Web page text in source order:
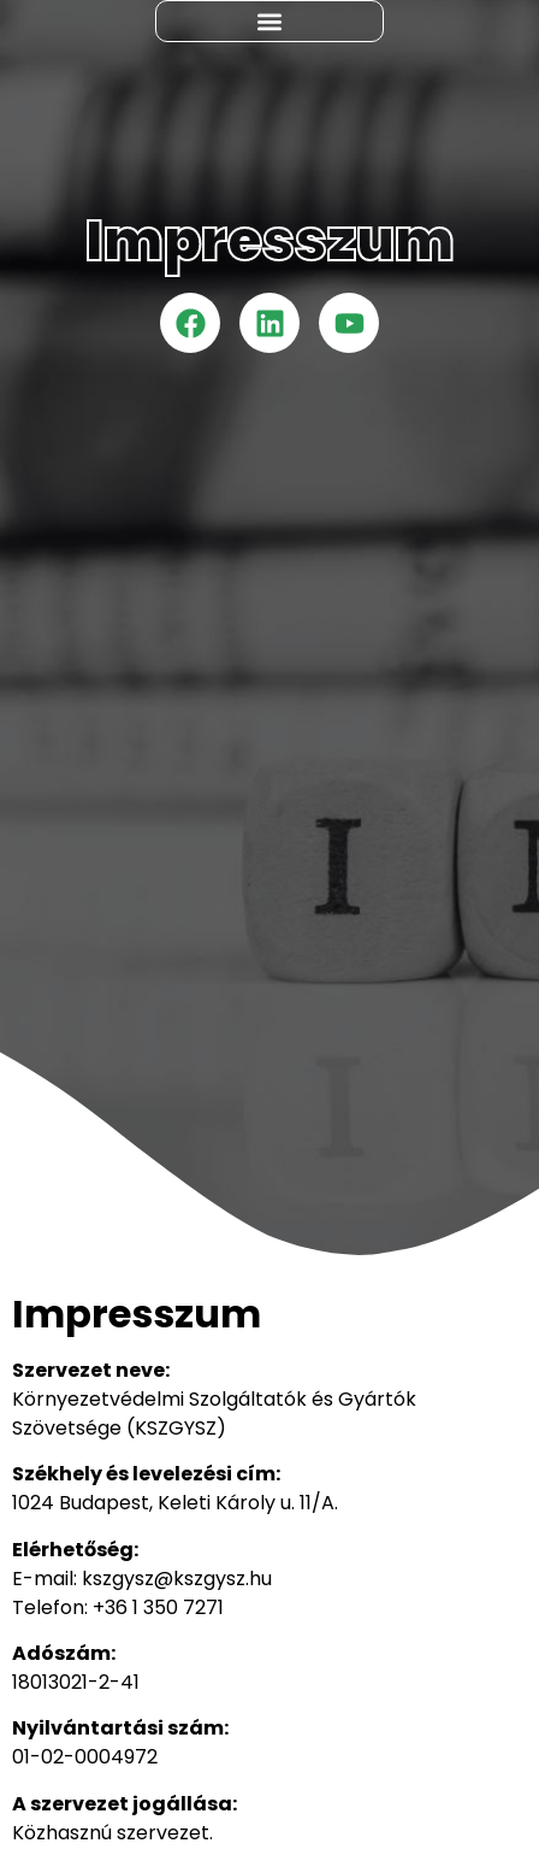
Impresszum
Impresszum
Impresszum
Szervezet neve:
Környezetvédelmi Szolgáltatók és Gyártók
Szövetsége (KSZGYSZ)
Székhely és levelezési cím:
1024 Budapest, Keleti Károly u. 11/A.
Elérhetőség:
E-mail: kszgysz@kszgysz.hu
Telefon: +36 1 350 7271
Adószám:
18013021-2-41
Nyilvántartási szám:
01-02-0004972
A szervezet jogállása:
Közhasznú szervezet.